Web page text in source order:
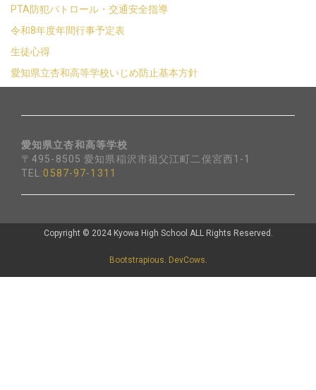
PTA防犯パトロール・交通安全指導
令和8年度年間行事予定表
生徒心得
愛知県立杏和高等学校いじめ防止基本方針
愛知県立杏和高等学校
〒495-8505 愛知県稲沢市祖父江町二俣宮西1-1
TEL:0587-97-1311
Copyright © 2024 Kyowa High School ALL Rights Reserved.
Bootstrapious. DevCows.